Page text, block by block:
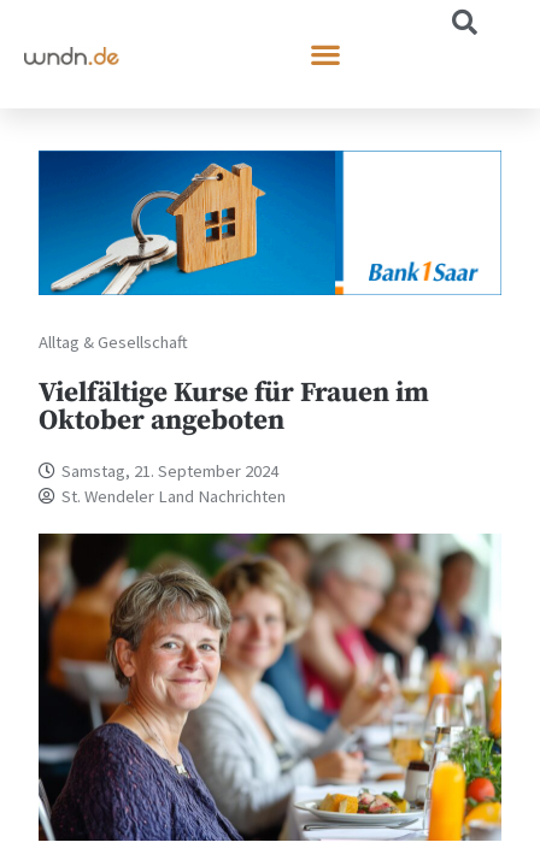
Alltag & Gesellschaft
Vielfältige Kurse für Frauen im
Oktober angeboten
Samstag, 21. September 2024
St. Wendeler Land Nachrichten